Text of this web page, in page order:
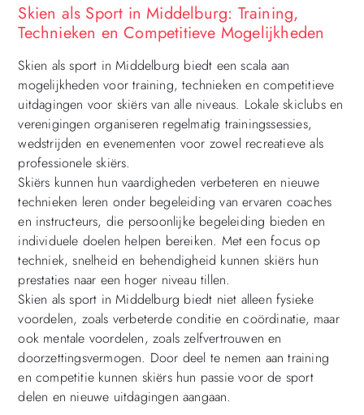
Skien als Sport in Middelburg: Training,
Technieken en Competitieve Mogelijkheden
Skien als sport in Middelburg biedt een scala aan
mogelijkheden voor training, technieken en competitieve
uitdagingen voor skiërs van alle niveaus. Lokale skiclubs en
verenigingen organiseren regelmatig trainingssessies,
wedstrijden en evenementen voor zowel recreatieve als
professionele skiërs.
Skiërs kunnen hun vaardigheden verbeteren en nieuwe
technieken leren onder begeleiding van ervaren coaches
en instructeurs, die persoonlijke begeleiding bieden en
individuele doelen helpen bereiken. Met een focus op
techniek, snelheid en behendigheid kunnen skiërs hun
prestaties naar een hoger niveau tillen.
Skien als sport in Middelburg biedt niet alleen fysieke
voordelen, zoals verbeterde conditie en coördinatie, maar
ook mentale voordelen, zoals zelfvertrouwen en
doorzettingsvermogen. Door deel te nemen aan training
en competitie kunnen skiërs hun passie voor de sport
delen en nieuwe uitdagingen aangaan.